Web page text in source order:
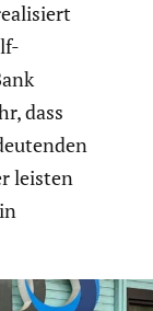
dass
leisten